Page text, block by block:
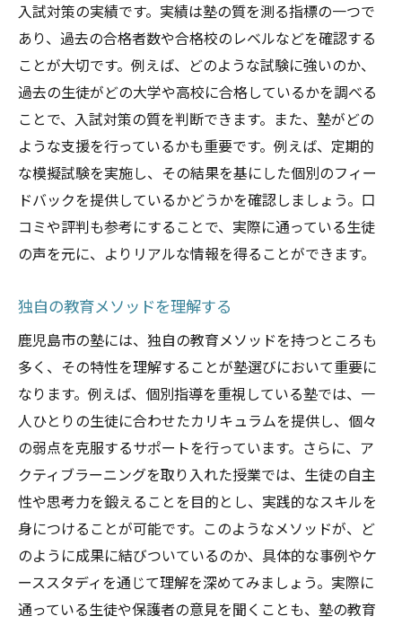
入試対策の実績です。実績は塾の質を測る指標の一つで
あり、過去の合格者数や合格校のレベルなどを確認する
ことが大切です。例えば、どのような試験に強いのか、
過去の生徒がどの大学や高校に合格しているかを調べる
ことで、入試対策の質を判断できます。また、塾がどの
ような支援を行っているかも重要です。例えば、定期的
な模擬試験を実施し、その結果を基にした個別のフィー
ドバックを提供しているかどうかを確認しましょう。口
コミや評判も参考にすることで、実際に通っている生徒
の声を元に、よりリアルな情報を得ることができます。
独自の教育メソッドを理解する
鹿児島市の塾には、独自の教育メソッドを持つところも
多く、その特性を理解することが塾選びにおいて重要に
なります。例えば、個別指導を重視している塾では、一
人ひとりの生徒に合わせたカリキュラムを提供し、個々
の弱点を克服するサポートを行っています。さらに、ア
クティブラーニングを取り入れた授業では、生徒の自主
性や思考力を鍛えることを目的とし、実践的なスキルを
身につけることが可能です。このようなメソッドが、ど
のように成果に結びついているのか、具体的な事例やケ
ーススタディを通じて理解を深めてみましょう。実際に
通っている生徒や保護者の意見を聞くことも、塾の教育